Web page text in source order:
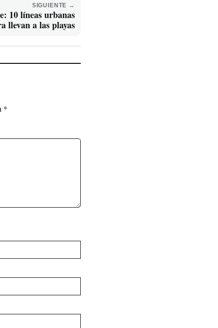
SIGUIENTE →
10 líneas urbanas
llevan a las playas
*